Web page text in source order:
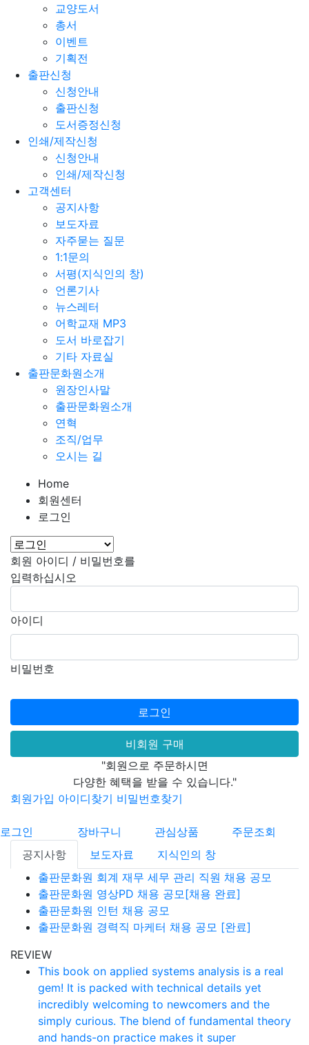
교양도서
총서
이벤트
기획전
출판신청
신청안내
출판신청
도서증정신청
인쇄/제작신청
신청안내
인쇄/제작신청
고객센터
공지사항
보도자료
자주묻는 질문
1:1문의
서평(지식인의 창)
언론기사
뉴스레터
어학교재 MP3
도서 바로잡기
기타 자료실
출판문화원소개
원장인사말
출판문화원소개
연혁
조직/업무
오시는 길
Home
회원센터
로그인
회원 아이디 / 비밀번호를
입력하십시오
아이디
비밀번호
로그인
비회원 구매
"회원으로 주문하시면
다양한 혜택을 받을 수 있습니다."
회원가입 아이디찾기 비밀번호찾기
로그인 장바구니 관심상품
주문조회
공지사항
보도자료
지식인의 창
출판문화원 회계 재무 세무 관리 직원 채용 공모
출판문화원 영상PD 채용 공모[채용 완료]
출판문화원 인턴 채용 공모
출판문화원 경력직 마케터 채용 공모 [완료]
REVIEW
This book on applied systems analysis is a real
gem! It is packed with technical details yet
incredibly welcoming to newcomers and the
simply curious. The blend of fundamental theory
and hands-on practice makes it super